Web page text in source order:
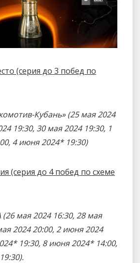
(серия до 3 побед по
Кубань» (25 мая 2024
19:30, 30 мая 2024 19:30, 1
4 июня 2024* 19:30)
(серия до 4 побед по схеме
(26 мая 2024 16:30, 28 мая
2024 20:00, 2 июня 2024
19:30, 8 июня 2024* 14:00,